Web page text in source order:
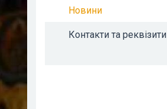
Новини
Контакти та реквізити